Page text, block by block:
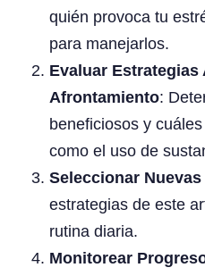
quién provoca tu
para manejarlos.
Evaluar Estrategias
Afrontamiento:
beneficiosos y
como el uso de
Seleccionar
estrategias de este
rutina diaria.
Monitorear